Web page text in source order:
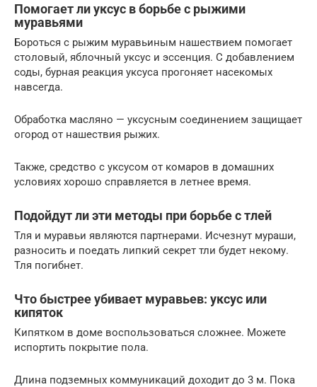
Помогает ли уксус в борьбе с рыжими
муравьями
Бороться с рыжим муравьиным нашествием помогает
столовый, яблочный уксус и эссенция. С добавлением
соды, бурная реакция уксуса прогоняет насекомых
навсегда.
Обработка масляно — уксусным соединением защищает
огород от нашествия рыжих.
Также, средство с уксусом от комаров в домашних
условиях хорошо справляется в летнее время.
Подойдут ли эти методы при борьбе с тлей
Тля и муравьи являются партнерами. Исчезнут мураши,
разносить и поедать липкий секрет тли будет некому.
Тля погибнет.
Что быстрее убивает муравьев: уксус или
кипяток
Кипятком в доме воспользоваться сложнее. Можете
испортить покрытие пола.
Длина подземных коммуникаций доходит до 3 м. Пока